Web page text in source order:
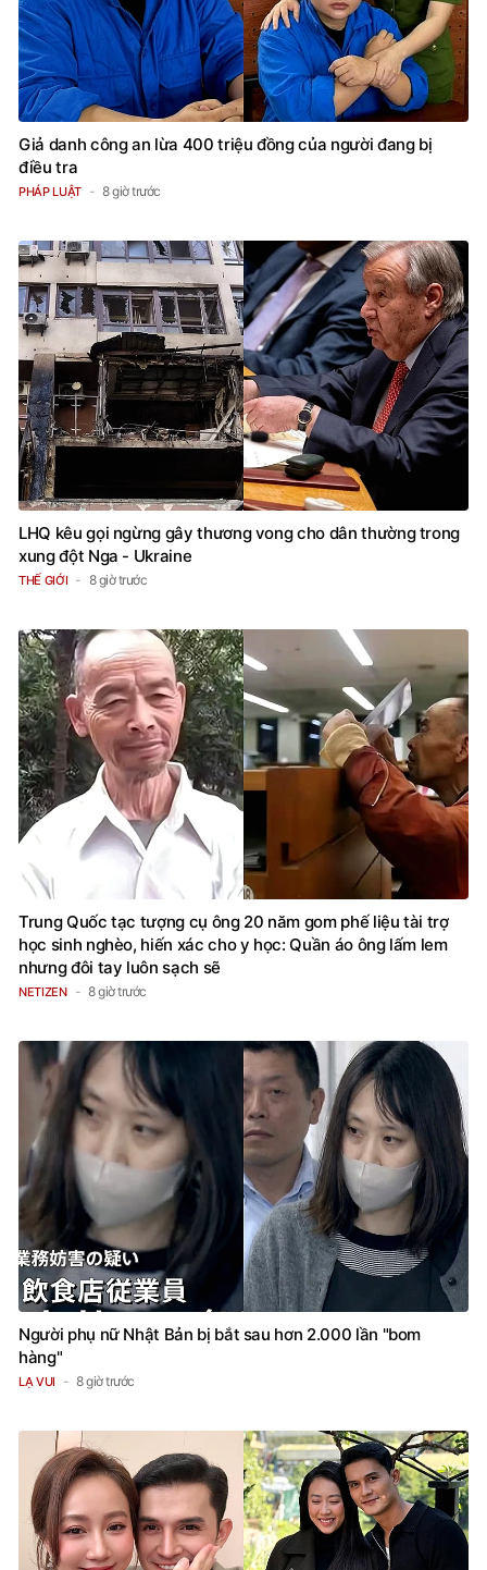
Giả danh công an lừa 400 triệu đồng của người đang bị
điều tra
PHÁP LUẬT 8 giờ trước
LHQ kêu gọi ngừng gây thương vong cho dân thường trong
xung đột Nga - Ukraine
THẾ GIỚI 8 giờ trước
Trung Quốc tạc tượng cụ ông 20 năm gom phế liệu tài trợ
học sinh nghèo, hiến xác cho y học: Quần áo ông lấm lem
nhưng đôi tay luôn sạch sẽ
NETIZEN 8 giờ trước
Người phụ nữ Nhật Bản bị bắt sau hơn 2.000 lần "bom
hàng"
LẠ VUI 8 giờ trước